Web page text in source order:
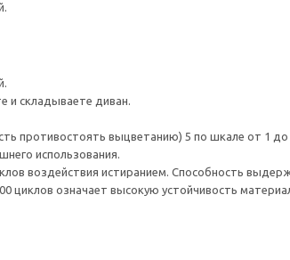
и складываете диван.
противостоять выцветанию) 5 по шкале от 1
использования.
воздействия истиранием. Способность
циклов означает высокую устойчивость